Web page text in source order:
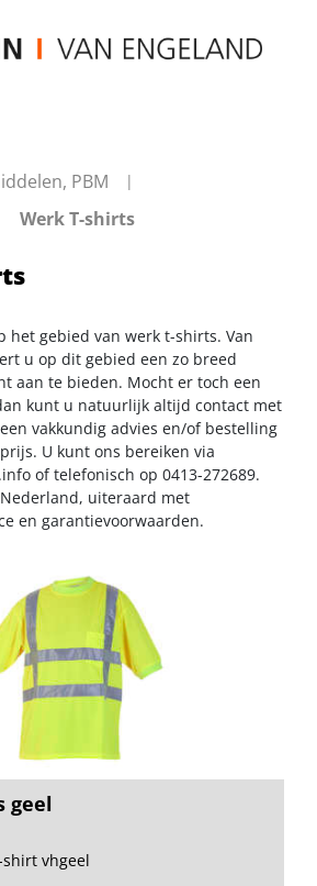
PBM
Werk T-shirts
het gebied van werk t-shirts. Van
u op dit gebied een zo breed
aan te bieden. Mocht er toch een
kunt u natuurlijk altijd contact met
vakkundig advies en/of bestelling
U kunt ons bereiken via
of telefonisch op 0413-272689.
uiteraard met
en garantievoorwaarden.
geel
vhgeel